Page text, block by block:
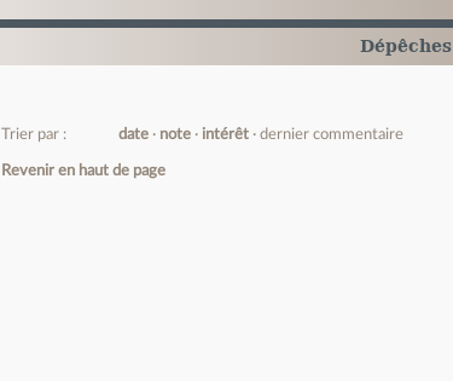
Dépêches
Trier par : date note intérêt dernier commentaire
Revenir en haut de page